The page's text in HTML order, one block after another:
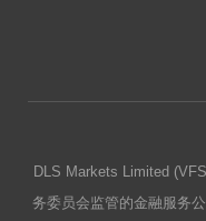
DLS Markets Limited
务委员会监管的金融服务